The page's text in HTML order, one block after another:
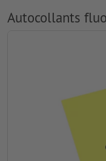
Autocollants